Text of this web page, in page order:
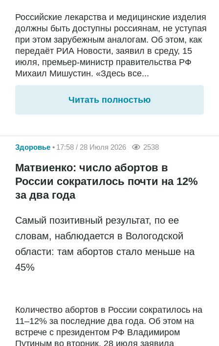
Российские лекарства и медицинские изделия
должны быть доступны россиянам, не уступая
при этом зарубежным аналогам. Об этом, как
передаёт РИА Новости, заявил в среду, 15
июля, премьер-министр правительства РФ
Михаил Мишустин. «Здесь все...
Читать полностью
Здоровье 17:58 / 28 Июля 2026 2538
Матвиенко: число абортов в
России сократилось почти на 12%
за два года
Самый позитивный результат, по ее
словам, наблюдается в Вологодской
области: там абортов стало меньше на
45%
Количество абортов в России сократилось на
11–12% за последние два года. Об этом на
встрече с президентом РФ Владимиром
Путиным во вторник, 28 июля заявила